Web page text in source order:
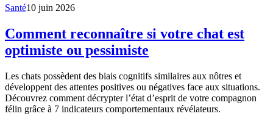
Santé10 juin 2026
Comment reconnaître si votre chat est
optimiste ou pessimiste
Les chats possèdent des biais cognitifs similaires aux nôtres et
développent des attentes positives ou négatives face aux situations.
Découvrez comment décrypter l’état d’esprit de votre compagnon
félin grâce à 7 indicateurs comportementaux révélateurs.